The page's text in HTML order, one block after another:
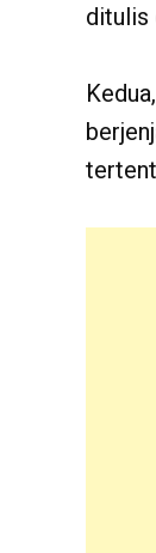
ditulis